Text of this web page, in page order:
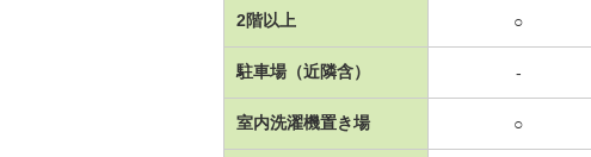
2階以上 ○
駐車場（近隣含） -
室内洗濯機置き場 ○